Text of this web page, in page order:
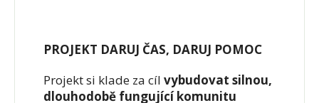
PROJEKT DARUJ ČAS, DARUJ POMOC
Projekt si klade za cíl vybudovat silnou,
dlouhodobě fungující komunitu